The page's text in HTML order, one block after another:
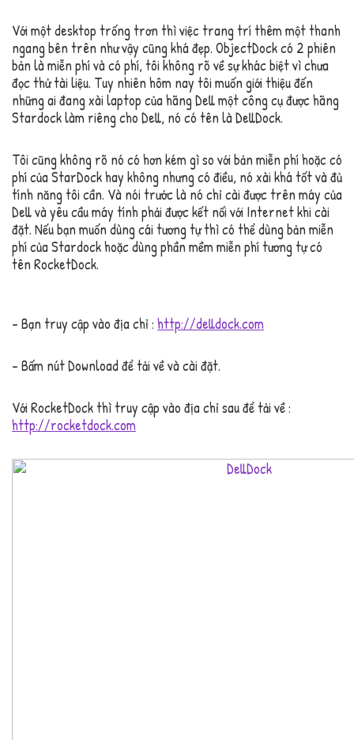
Với một desktop trống trơn thì việc trang trí thêm một thanh
ngang bên trên như vậy cũng khá đẹp. ObjectDock có 2 phiên
bản là miễn phí và có phí, tôi không rõ về sự khác biệt vì chưa
đọc thử tài liệu. Tuy nhiên hôm nay tôi muốn giới thiệu đến
những ai đang xài laptop của hãng Dell một công cụ được hãng
Stardock làm riêng cho Dell, nó có tên là DellDock.
Tôi cũng không rõ nó có hơn kém gì so với bản miễn phí hoặc có
phí của StarDock hay không nhưng có điều, nó xài khá tốt và đủ
tính năng tôi cần. Và nói trước là nó chỉ cài được trên máy của
Dell và yêu cầu máy tính phải được kết nối với Internet khi cài
đặt. Nếu bạn muốn dùng cái tương tự thì có thể dùng bản miễn
phí của Stardock hoặc dùng phần mềm miễn phí tương tự có
tên RocketDock.
– Bạn truy cập vào địa chỉ : http://delldock.com
– Bấm nút Download để tải về và cài đặt.
Với RocketDock thì truy cập vào địa chỉ sau để tải về :
http://rocketdock.com